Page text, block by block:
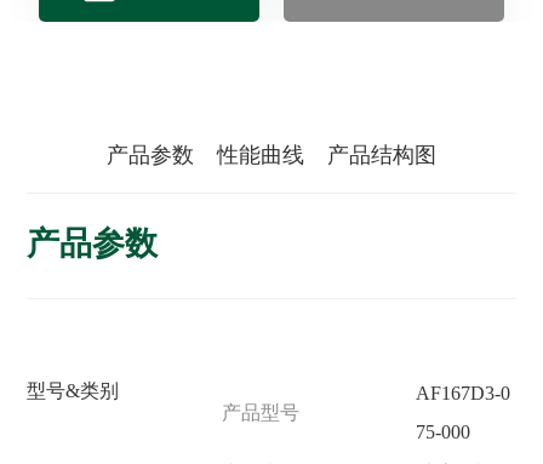
产品参数 性能曲线 产品结构图
产品参数
型号&类别
产品型号
AF167D3-0
75-000